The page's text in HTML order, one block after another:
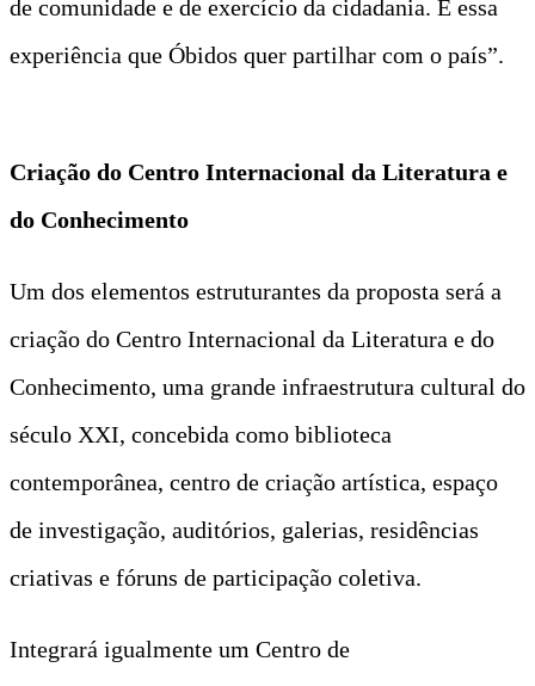
de comunidade e de exercício da cidadania. É essa
experiência que Óbidos quer partilhar com o país”.
Criação do Centro Internacional da Literatura e
do Conhecimento
Um dos elementos estruturantes da proposta será a
criação do Centro Internacional da Literatura e do
Conhecimento, uma grande infraestrutura cultural do
século XXI, concebida como biblioteca
contemporânea, centro de criação artística, espaço
de investigação, auditórios, galerias, residências
criativas e fóruns de participação coletiva.
Integrará igualmente um Centro de